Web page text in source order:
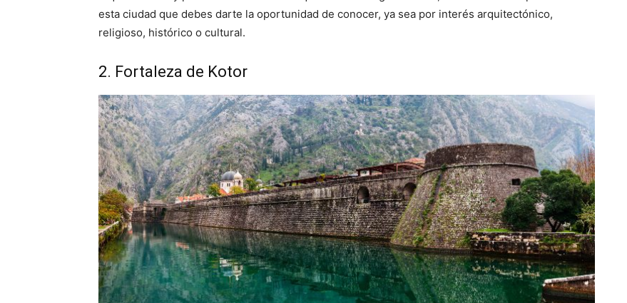
esta ciudad que debes darte la oportunidad de conocer, ya sea por interés arquitectónico,
religioso, histórico o cultural.
2. Fortaleza de Kotor